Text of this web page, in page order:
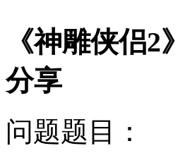
《神雕侠侣2
分享
问题题目：